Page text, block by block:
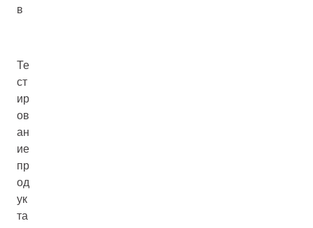
в
Те
ст
ир
ов
ан
ие
пр
од
ук
та